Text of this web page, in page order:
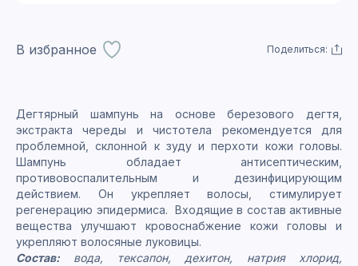
В избранное Поделиться:
Дегтярный шампунь на основе березового дегтя,
экстракта череды и чистотела рекомендуется для
проблемной, склонной к зуду и перхоти кожи головы.
Шампунь обладает антисептическим,
противовоспалительным и дезинфицирующим
действием. Он укрепляет волосы, стимулирует
регенерацию эпидермиса. Входящие в состав активные
вещества улучшают кровоснабжение кожи головы и
укрепляют волосяные луковицы.
Состав: вода, тексапон, дехитон, натрия хлорид,